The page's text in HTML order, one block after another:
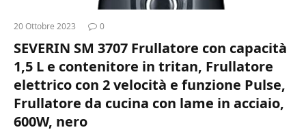
20 Ottobre 2023 0
SEVERIN SM 3707 Frullatore con capacità
1,5 L e contenitore in tritan, Frullatore
elettrico con 2 velocità e funzione Pulse,
Frullatore da cucina con lame in acciaio,
600W, nero